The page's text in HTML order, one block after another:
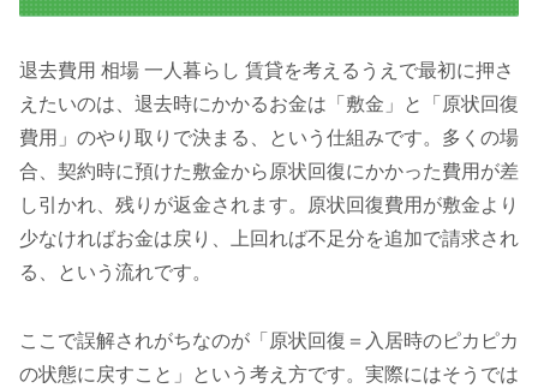
退去費用 相場 一人暮らし 賃貸を考えるうえで最初に押さ
えたいのは、退去時にかかるお金は「敷金」と「原状回復
費用」のやり取りで決まる、という仕組みです。多くの場
合、契約時に預けた敷金から原状回復にかかった費用が差
し引かれ、残りが返金されます。原状回復費用が敷金より
少なければお金は戻り、上回れば不足分を追加で請求され
る、という流れです。
ここで誤解されがちなのが「原状回復＝入居時のピカピカ
の状態に戻すこと」という考え方です。実際にはそうでは